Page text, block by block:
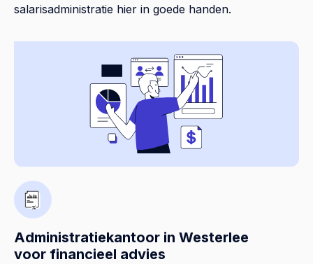
salarisadministratie hier in goede handen.
Administratiekantoor in Westerlee
voor financieel advies